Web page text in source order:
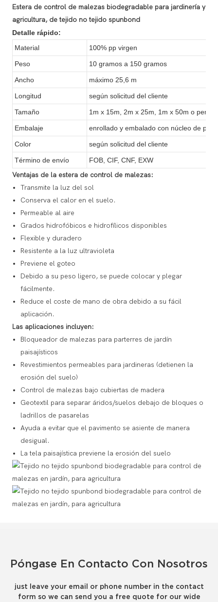
Estera de control de malezas biodegradable para jardinería y
agricultura, de tejido no tejido spunbond
Detalle rápido:
Material
100% pp virgen
Peso 10 gramos a 150 gramos
Ancho máximo 25,6 m
Longitud según solicitud del cliente
Tamaño 1m x 15m, 2m x 25m, 1m x 50m o
Embalaje enrollado y embalado con núcleo de
Color según solicitud del cliente
Término de envío FOB, CIF, CNF, EXW
Ventajas de la estera de control de malezas:
Transmite la luz del sol
Conserva el calor en el suelo.
Permeable al aire
Grados hidrofóbicos e hidrofílicos disponibles
Flexible y duradero
Resistente a la luz ultravioleta
Previene el goteo
Debido a su peso ligero, se puede colocar y plegar
fácilmente.
Reduce el coste de mano de obra debido a su fácil
aplicación.
Las aplicaciones incluyen:
Bloqueador de malezas para parterres de jardín
paisajísticos
Revestimientos permeables para jardineras (detienen la
erosión del suelo)
Control de malezas bajo cubiertas de madera
Geotextil para separar áridos/suelos debajo de bloques o
ladrillos de pasarelas
Ayuda a evitar que el pavimento se asiente de manera
desigual.
La tela paisajística previene la erosión del suelo
Póngase En Contacto Con Nosotros
just leave your email or phone number in the contact
form so we can send you a free quote for our wide